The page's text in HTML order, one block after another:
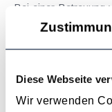
Diese Webseite
Wir verwenden
Bei einer Betreuung
damit
der Pflegebedarf
Langtext